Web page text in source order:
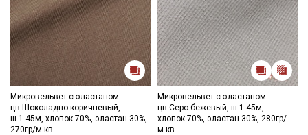
Микровельвет с эластаном
цв.Шоколадно-коричневый,
ш.1.45м, хлопок-70%, эластан-30%,
270гр/м.кв
Микровельвет с эластаном
цв.Серо-бежевый, ш.1.45м,
хлопок-70%, эластан-30%, 280гр/
м.кв
Подписаться
Ознакомлен(а) с
Политикой обработки персональных
данных и даю Согласие на обработку персональных
данных
ДаюСогласие на получение рекламных и
информационных рассылок